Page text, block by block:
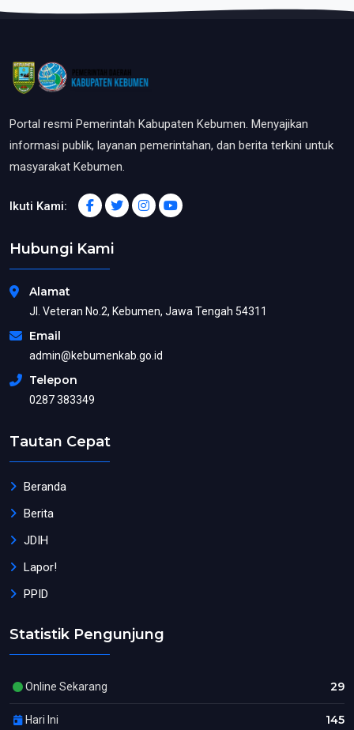
Portal resmi Pemerintah Kabupaten Kebumen. Menyajikan
informasi publik, layanan pemerintahan, dan berita terkini untuk
masyarakat Kebumen.
Ikuti Kami:
Hubungi Kami
Alamat
Jl. Veteran No.2, Kebumen, Jawa Tengah 54311
Email
admin@kebumenkab.go.id
Telepon
0287 383349
Tautan Cepat
Beranda
Berita
JDIH
Lapor!
PPID
Statistik Pengunjung
Online Sekarang 29
Hari Ini 145